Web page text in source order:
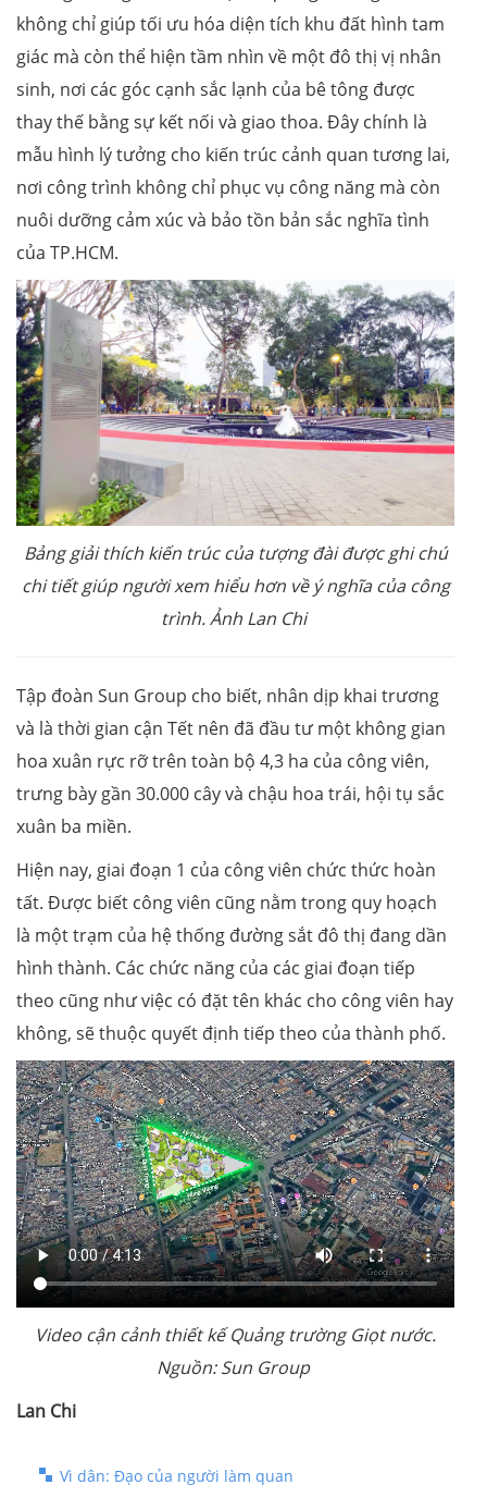
không chỉ giúp tối ưu hóa diện tích khu đất hình tam
giác mà còn thể hiện tầm nhìn về một đô thị vị nhân
sinh, nơi các góc cạnh sắc lạnh của bê tông được
thay thế bằng sự kết nối và giao thoa. Đây chính là
mẫu hình lý tưởng cho kiến trúc cảnh quan tương lai,
nơi công trình không chỉ phục vụ công năng mà còn
nuôi dưỡng cảm xúc và bảo tồn bản sắc nghĩa tình
của TP.HCM.
Bảng giải thích kiến trúc của tượng đài được ghi chú
chi tiết giúp người xem hiểu hơn về ý nghĩa của công
trình. Ảnh Lan Chi
Tập đoàn Sun Group cho biết, nhân dịp khai trương
và là thời gian cận Tết nên đã đầu tư một không gian
hoa xuân rực rỡ trên toàn bộ 4,3 ha của công viên,
trưng bày gần 30.000 cây và chậu hoa trái, hội tụ sắc
xuân ba miền.
Hiện nay, giai đoạn 1 của công viên chức thức hoàn
tất. Được biết công viên cũng nằm trong quy hoạch
là một trạm của hệ thống đường sắt đô thị đang dần
hình thành. Các chức năng của các giai đoạn tiếp
theo cũng như việc có đặt tên khác cho công viên hay
không, sẽ thuộc quyết định tiếp theo của thành phố.
Video cận cảnh thiết kế Quảng trường Giọt nước.
Nguồn: Sun Group
Lan Chi
Vì dân: Đạo của người làm quan